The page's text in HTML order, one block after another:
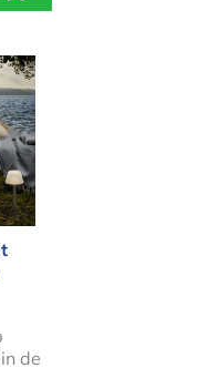
prikker – Eva
de